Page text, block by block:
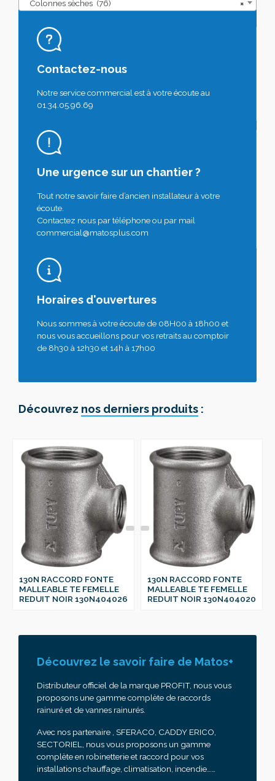
×
Colonnes sèches (76)
Contactez-nous
Notre service commercial est à votre écoute au
01.34.05.96.69
Une urgence sur un chantier ?
Tout notre savoir faire d’ancien installateur à votre
écoute.
Contactez nous par téléphone ou par mail
commercial@matosplus.com
Horaires d'ouvertures
Nous sommes à votre écoute de 08H00 à 18h00 et
nous vous accueillons pour vos retraits au comptoir
de 8h30 à 12h30 et 14h à 17h00
Découvrez nos derniers produits :
130N RACCORD FONTE
MALLEABLE TE FEMELLE
REDUIT NOIR 130N404026
130N RACCORD FONTE
MALLEABLE TE FEMELLE
REDUIT NOIR 130N404020
Découvrez le savoir faire de Matos+
Distributeur officiel de la marque PROFIT, nous vous
proposons une gamme complète de raccords
rainuré et de vannes rainurés.
Avec nos partenaire , SFERACO, CADDY ERICO,
SECTORIEL, nous vous proposons un gamme
complète en robinetterie et raccord pour vos
installations chauffage, climatisation, incendie……